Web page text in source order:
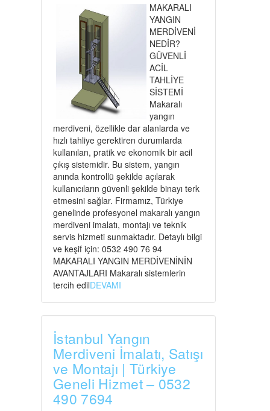
MAKARALI
YANGIN
MERDİVENİ
NEDİR?
GÜVENLİ
ACİL
TAHLİYE
SİSTEMİ
Makaralı
yangın
merdiveni, özellikle dar alanlarda ve
hızlı tahliye gerektiren durumlarda
kullanılan, pratik ve ekonomik bir acil
çıkış sistemidir. Bu sistem, yangın
anında kontrollü şekilde açılarak
kullanıcıların güvenli şekilde binayı terk
etmesini sağlar. Firmamız, Türkiye
genelinde profesyonel makaralı yangın
merdiveni imalatı, montajı ve teknik
servis hizmeti sunmaktadır. Detaylı bilgi
ve keşif için: 0532 490 76 94
MAKARALI YANGIN MERDİVENİNİN
AVANTAJLARI Makaralı sistemlerin
tercih edilDEVAMI
İstanbul Yangın
Merdiveni İmalatı, Satışı
ve Montajı | Türkiye
Geneli Hizmet – 0532
490 7694